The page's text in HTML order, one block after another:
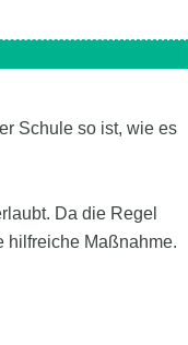
Schule so ist, wie es
Da die Regel
hilfreiche Maßnahme.